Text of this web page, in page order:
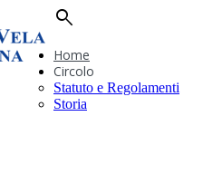
search
Home
Circolo
Statuto e Regolamenti
Storia